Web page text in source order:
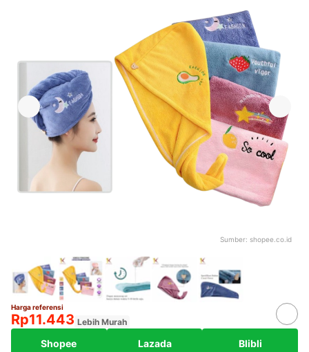
Sumber: shopee.co.id
Harga referensi
Rp11.443 Lebih Murah
Shopee Lazada Blibli